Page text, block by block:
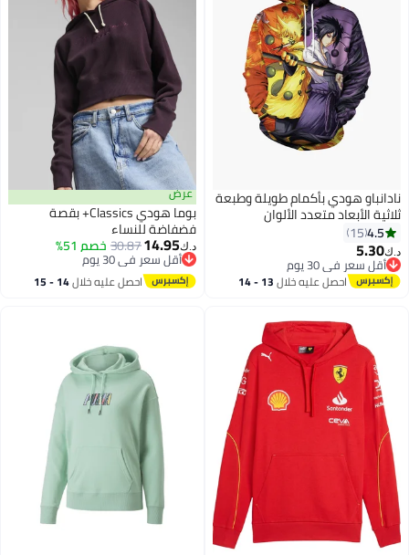
نادانباو هودي بأكمام طويلة وطبعة
ثلاثية الأبعاد متعدد الألوان
4.5
15
د.ك‏5.30
أقل سعر في 30 يوم
أقل سعر في 30 يوماحصل عليه خلال 13 - 14
عرض
بوما هودي Classics+ بقصة
فضفاضة للنساء
د.ك‏14.95
30.87خصم 51%
أقل سعر في 30 يوم
أقل سعر في 30 يوماحصل عليه خلال 14 - 15